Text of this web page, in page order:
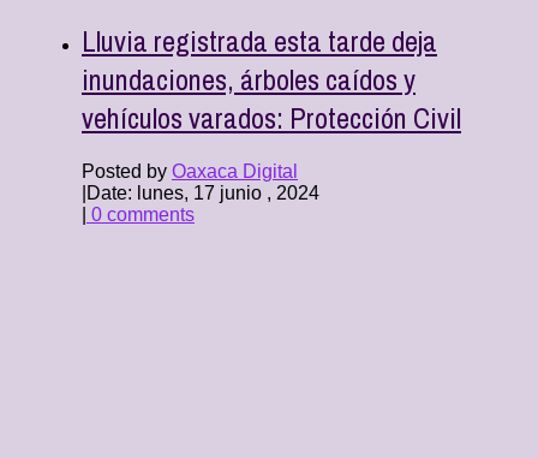
Lluvia registrada esta tarde deja
inundaciones, árboles caídos y
vehículos varados: Protección Civil
Posted by Oaxaca Digital
Date: lunes, 17 junio , 2024
0 comments